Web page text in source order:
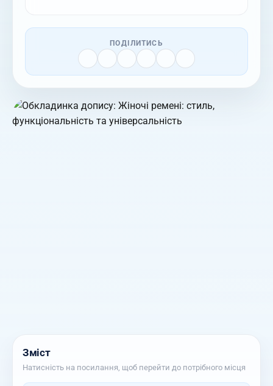
ПОДІЛИТИСЬ
Зміст
Натисність на посилання, щоб перейти до потрібного місця